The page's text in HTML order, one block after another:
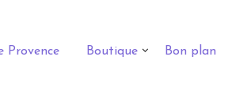
Provence Boutique Bon plan